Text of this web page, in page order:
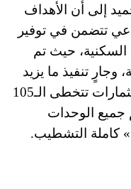
إلى أن الأهداف
تتضمن في توفير
السكنية، حيث تم
سكنية، وجارٍ تنفيذ ما يزيد
على 256 ألف وحدة سكنية، باستثمارات تتخطى الـ105
جميع الوحدات